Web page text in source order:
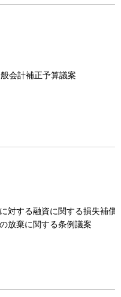
会計補正予算議案
対する融資に関する損失補償
放棄に関する条例議案